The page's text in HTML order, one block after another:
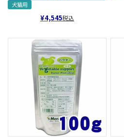
犬猫用
¥4,545税込